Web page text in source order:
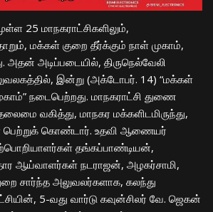
25 மாநகராட்சிகளிலும்,
மக்கள் குறை தீர்க்கும் நாள் முகாம்,
அதன் அடிப்படையில், திருநெல்வேலி
இன்று (அக்டோபர். 14) “மக்கள்
நடைபெற்றது. மாநகராட்சி துணை
வகித்து, மாநகர மக்களிடமிருந்து,
பெற்றுக் கொண்டார். உதவி ஆணையர்
தங்கப்பாண்டியன்,
ஆய்வாளர்கள் நடராஜன், அழகர்சாமி,
சார்ந்த அலுவலர்களாக, கலந்து
5-வது வார்டு கவுன்சிலர் வே. ஜெகன்